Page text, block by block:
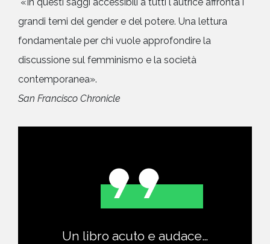
grandi temi del gender e del potere. Una lettura
fondamentale per chi vuole approfondire la
discussione sul femminismo e la società
contemporanea».
San Francisco Chronicle
Un libro acuto e audace…